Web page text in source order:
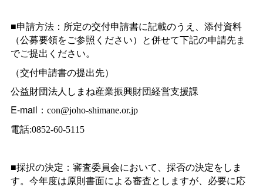
■申請方法：所定の交付申請書に記載のうえ、添付資料
（公募要領をご参照ください）と併せて下記の申請先ま
でご提出ください。
（交付申請書の提出先）
公益財団法人しまね産業振興財団経営支援課
E-mail： con@joho-shimane.or.jp
電話:0852-60-5115
■採択の決定：審査委員会において、採否の決定をしま
す。今年度は原則書面による審査としますが、必要に応